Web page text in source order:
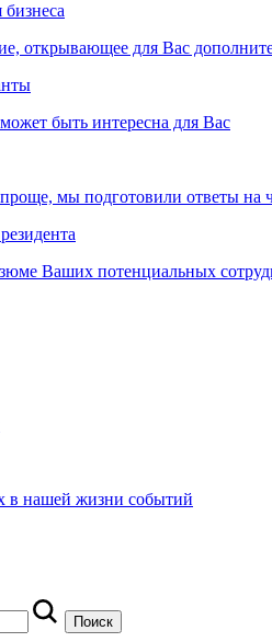
открывающее для Вас
быть интересна для Вас
мы подготовили ответы на
Ваших потенциальных
в нашей жизни событий